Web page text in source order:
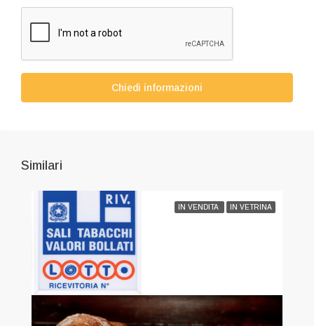
Chiedi informazioni
Similari
IN VENDITA IN VETRINA